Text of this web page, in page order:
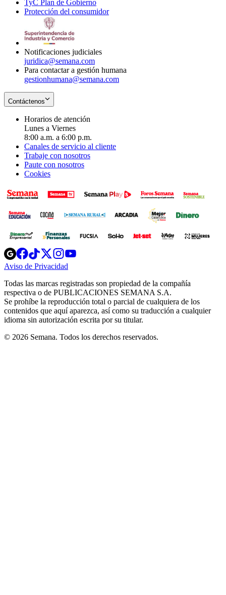
new
window
in
new
TyC Plan de Gobierno
in
Protección del consumidorOpens
Notificaciones judiciales
juridica@semana.com
Para contactar a gestión humana
gestionhumana@semana.com
Contáctenos
Horarios de atención
Lunes a Viernes
8:00 a.m. a 6:00 p.m.
Canales de servicio al cliente
Trabaje con nosotros
Paute con nosotros
Cookies
Opens
in
new
Opens
in
new
Opens
in
new
window
Opens
new
windowwindow
Aviso de Privacidad
new
window
Todas las marcas registradas son propiedad de la compañía
respectiva o de PUBLICACIONES SEMANA S.A.
Se prohíbe la reproducción total o parcial de cualquiera de los
contenidos que aquí aparezca, así como su traducción a cualquier
idioma sin autorización escrita por su titular.
© 2026 Semana. Todos los derechos reservados.